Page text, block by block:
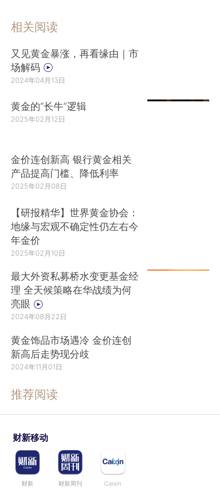
相关阅读
又见黄金暴涨，再看缘由｜市
场解码
2024年04月13日
黄金的“长牛”逻辑
2025年02月12日
金价连创新高 银行黄金相关
产品提高门槛、降低利率
2025年02月08日
【研报精华】世界黄金协会：
地缘与宏观不确定性仍左右今
年金价
2025年02月10日
最大外资私募桥水变更基金经
理 全天候策略在华战绩为何
亮眼
2024年08月22日
黄金饰品市场遇冷 金价连创
新高后走势现分歧
2024年11月01日
推荐阅读
财新移动
财新 财新周刊 Caixin